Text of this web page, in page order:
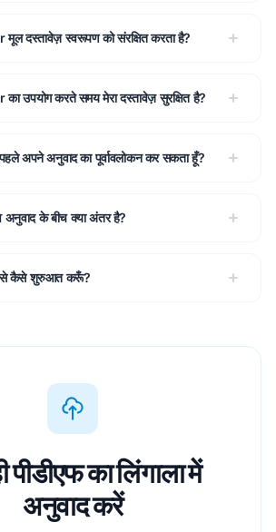
दस्तावेज़ स्वरूपण को संरक्षित करता है?
उपयोग करते समय मेरा दस्तावेज़ सुरक्षित है?
अपने अनुवाद का पूर्वावलोकन कर सकता हूँ?
के बीच क्या अंतर है?
कैसे शुरुआत करूँ?
का लिंगाला में
अनुवाद करें